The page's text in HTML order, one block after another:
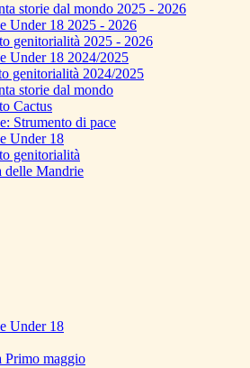
storie dal mondo 2025 - 2026
Under 18 2025 - 2026
genitorialità 2025 - 2026
Under 18 2024/2025
genitorialità 2024/2025
storie dal mondo
Cactus
Strumento di pace
Under 18
genitorialità
delle Mandrie
Under 18
maggio